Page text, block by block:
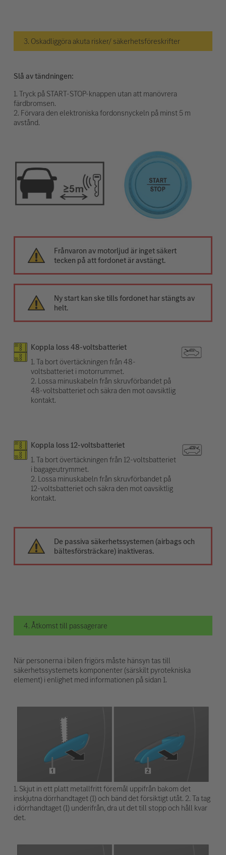
3. Oskadliggöra akuta risker/ säkerhetsföreskrifter
Slå av tändningen:
1. Tryck på START-STOP-knappen utan att manövrera
färdbromsen.
2. Förvara den elektroniska fordonsnyckeln på minst 5 m
avstånd.
Frånvaron av motorljud är inget säkert
tecken på att fordonet är avstängt.
Ny start kan ske tills fordonet har stängts av
helt.
Koppla loss 48-voltsbatteriet
1. Ta bort övertäckningen från 48-
voltsbatteriet i motorrummet.
2. Lossa minuskabeln från skruvförbandet på
48-voltsbatteriet och säkra den mot oavsiktlig
kontakt.
Koppla loss 12-voltsbatteriet
1. Ta bort övertäckningen från 12-voltsbatteriet
i bagageutrymmet.
2. Lossa minuskabeln från skruvförbandet på
12-voltsbatteriet och säkra den mot oavsiktlig
kontakt.
De passiva säkerhetssystemen (airbags och
bältesförsträckare) inaktiveras.
4. Åtkomst till passagerare
När personerna i bilen frigörs måste hänsyn tas till
säkerhetssystemets komponenter (särskilt pyrotekniska
element) i enlighet med informationen på sidan 1.
1. Skjut in ett platt metallfritt föremål uppifrån bakom det
inskjutna dörrhandtaget (1) och bänd det försiktigt utåt. 2. Ta tag
i dörrhandtaget (1) underifrån, dra ut det till stopp och håll kvar
det.